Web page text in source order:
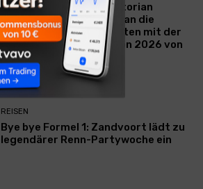
Presseinformation: Victorian
Dream – eine Hommage an die
Poesie vergangener Zeiten mit der
Herbst-Winter-Kollektion 2026 von
Speidel
REISEN
Bye bye Formel 1: Zandvoort lädt zu
legendärer Renn-Partywoche ein